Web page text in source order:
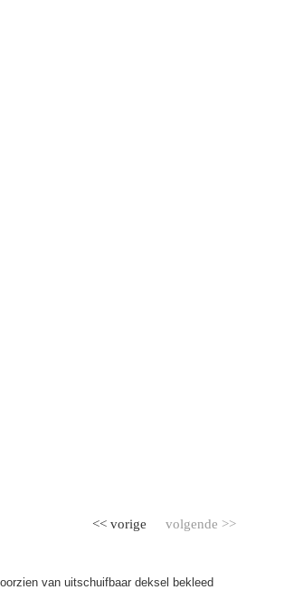
volgende >>
<< vorige
van uitschuifbaar deksel bekleed